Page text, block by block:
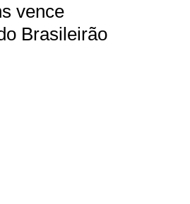
vence
Brasileirão